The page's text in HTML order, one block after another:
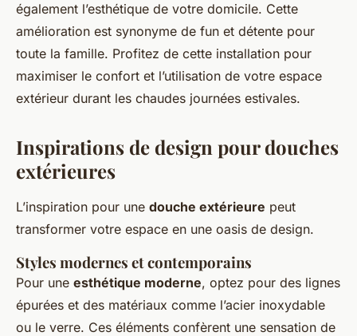
également l’esthétique de votre domicile. Cette
amélioration est synonyme de fun et détente pour
toute la famille. Profitez de cette installation pour
maximiser le confort et l’utilisation de votre espace
extérieur durant les chaudes journées estivales.
Inspirations de design pour douches
extérieures
L’inspiration pour une douche extérieure peut
transformer votre espace en une oasis de design.
Styles modernes et contemporains
Pour une esthétique moderne, optez pour des lignes
épurées et des matériaux comme l’acier inoxydable
ou le verre. Ces éléments confèrent une sensation de